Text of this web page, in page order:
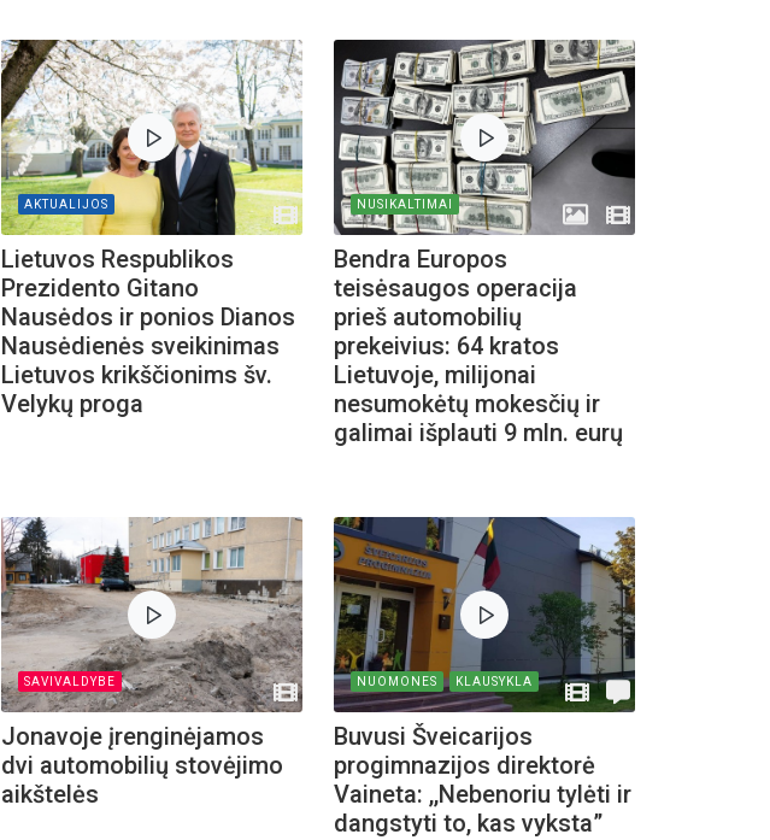
AKTUALIJOS
Lietuvos Respublikos
Prezidento Gitano
Nausėdos ir ponios Dianos
Nausėdienės sveikinimas
Lietuvos krikščionims šv.
Velykų proga
NUSIKALTIMAI
Bendra Europos
teisėsaugos operacija
prieš automobilių
prekeivius: 64 kratos
Lietuvoje, milijonai
nesumokėtų mokesčių ir
galimai išplauti 9 mln. eurų
SAVIVALDYBE
Jonavoje įrenginėjamos
dvi automobilių stovėjimo
aikštelės
NUOMONES KLAUSYKLA
Buvusi Šveicarijos
progimnazijos direktorė
Vaineta: ,,Nebenoriu tylėti ir
dangstyti to, kas vyksta”